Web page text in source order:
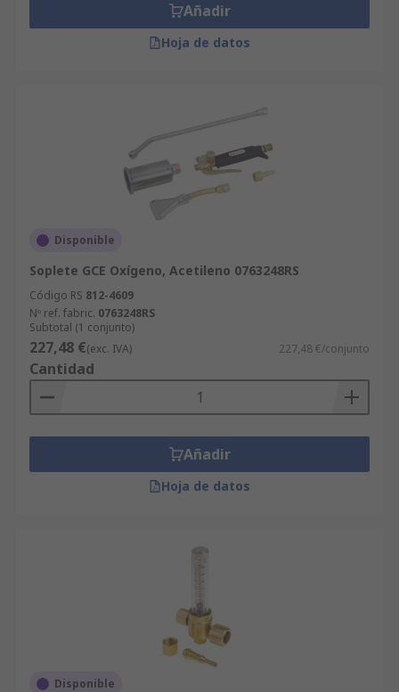
Añadir
Hoja de datos
Disponible
Soplete GCE Oxígeno, Acetileno 0763248RS
Código RS 812-4609
Nº ref. fabric. 0763248RS
Subtotal (1 conjunto)
227,48 €(exc. IVA) 227,48 €/conjunto
Cantidad
Añadir
Hoja de datos
Disponible